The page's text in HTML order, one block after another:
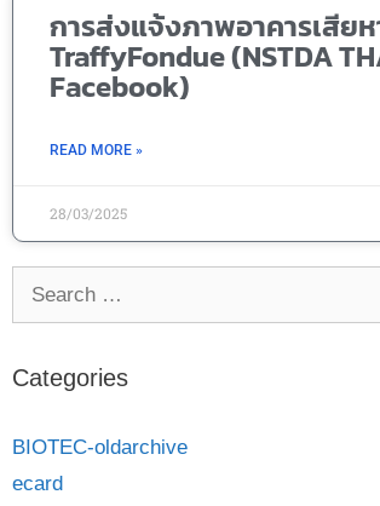
การส่งแจ้งภาพอาคารเสีย
TraffyFondue (NSTDA
Facebook)
READ MORE »
28/03/2025
Categories
BIOTEC-oldarchive
ecard